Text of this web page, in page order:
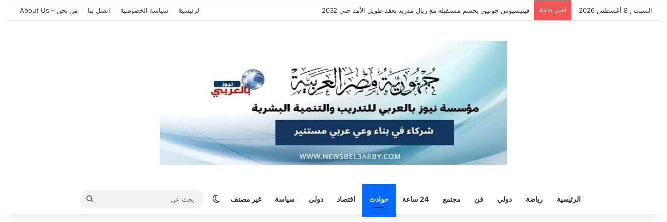
السبت , 8 أغسطس 2026 أخبار عاجلة سيلتيك يكثف مفاوضاته لحسم صفقة هيثم حسن.. واللاعب يُرحب الرئيسية سياسة الخصوصية اتصل بنا من نحن – About Us
الرئيسية رياضة دولي فن مجتمع 24 ساعة حوادث اقتصاد دولي سياسة غير مصنف الوضع المظلم
بحث